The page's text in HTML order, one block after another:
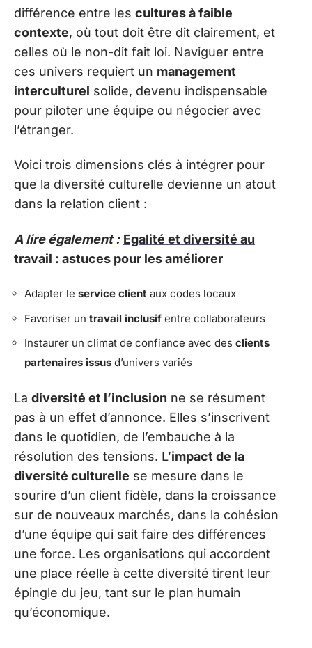
différence entre les cultures à faible
contexte, où tout doit être dit clairement, et
celles où le non-dit fait loi. Naviguer entre
ces univers requiert un management
interculturel solide, devenu indispensable
pour piloter une équipe ou négocier avec
l’étranger.
Voici trois dimensions clés à intégrer pour
que la diversité culturelle devienne un atout
dans la relation client :
A lire également : Egalité et diversité au
travail : astuces pour les améliorer
Adapter le service client aux codes locaux
Favoriser un travail inclusif entre collaborateurs
Instaurer un climat de confiance avec des clients
partenaires issus d’univers variés
La diversité et l’inclusion ne se résument
pas à un effet d’annonce. Elles s’inscrivent
dans le quotidien, de l’embauche à la
résolution des tensions. L’impact de la
diversité culturelle se mesure dans le
sourire d’un client fidèle, dans la croissance
sur de nouveaux marchés, dans la cohésion
d’une équipe qui sait faire des différences
une force. Les organisations qui accordent
une place réelle à cette diversité tirent leur
épingle du jeu, tant sur le plan humain
qu’économique.